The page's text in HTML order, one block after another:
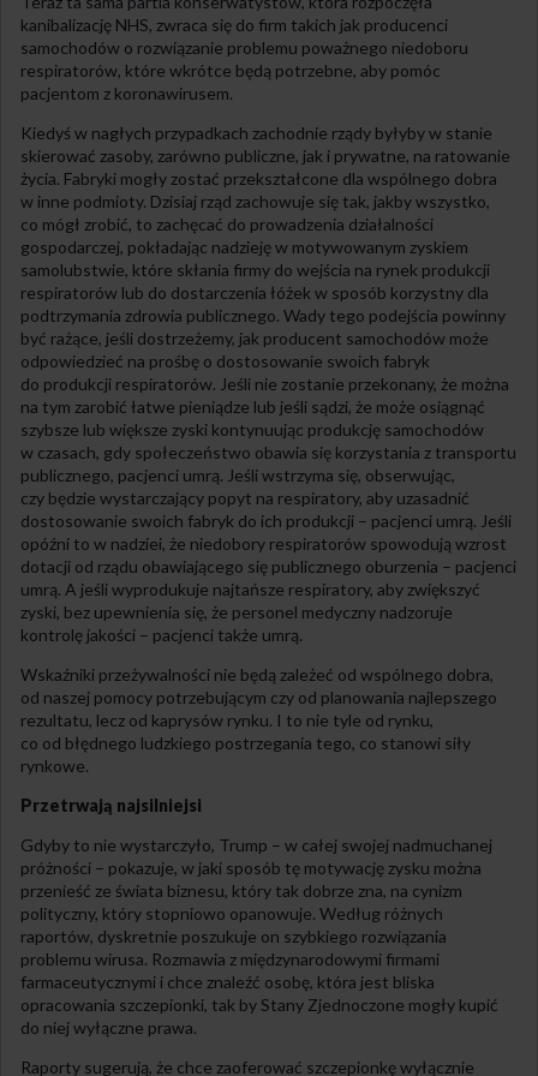
kanibalizację NHS, zwraca się do firm takich jak producenci
samochodów o rozwiązanie problemu poważnego niedoboru
respiratorów, które wkrótce będą potrzebne, aby pomóc
pacjentom z koronawirusem.
Kiedyś w nagłych przypadkach zachodnie rządy byłyby w stanie
skierować zasoby, zarówno publiczne, jak i prywatne, na ratowanie
życia. Fabryki mogły zostać przekształcone dla wspólnego dobra
w inne podmioty. Dzisiaj rząd zachowuje się tak, jakby wszystko,
co mógł zrobić, to zachęcać do prowadzenia działalności
gospodarczej, pokładając nadzieję w motywowanym zyskiem
samolubstwie, które skłania firmy do wejścia na rynek produkcji
respiratorów lub do dostarczenia łóżek w sposób korzystny dla
podtrzymania zdrowia publicznego. Wady tego podejścia powinny
być rażące, jeśli dostrzeżemy, jak producent samochodów może
odpowiedzieć na prośbę o dostosowanie swoich fabryk
do produkcji respiratorów. Jeśli nie zostanie przekonany, że można
na tym zarobić łatwe pieniądze lub jeśli sądzi, że może osiągnąć
szybsze lub większe zyski kontynuując produkcję samochodów
w czasach, gdy społeczeństwo obawia się korzystania z transportu
publicznego, pacjenci umrą. Jeśli wstrzyma się, obserwując,
czy będzie wystarczający popyt na respiratory, aby uzasadnić
dostosowanie swoich fabryk do ich produkcji – pacjenci umrą. Jeśli
opóźni to w nadziei, że niedobory respiratorów spowodują wzrost
dotacji od rządu obawiającego się publicznego oburzenia – pacjenci
umrą. A jeśli wyprodukuje najtańsze respiratory, aby zwiększyć
zyski, bez upewnienia się, że personel medyczny nadzoruje
kontrolę jakości – pacjenci także umrą.
Wskaźniki przeżywalności nie będą zależeć od wspólnego dobra,
od naszej pomocy potrzebującym czy od planowania najlepszego
rezultatu, lecz od kaprysów rynku. I to nie tyle od rynku,
co od błędnego ludzkiego postrzegania tego, co stanowi siły
rynkowe.
Przetrwają najsilniejsi
Gdyby to nie wystarczyło, Trump – w całej swojej nadmuchanej
próżności – pokazuje, w jaki sposób tę motywację zysku można
przenieść ze świata biznesu, który tak dobrze zna, na cynizm
polityczny, który stopniowo opanowuje. Według różnych
raportów, dyskretnie poszukuje on szybkiego rozwiązania
problemu wirusa. Rozmawia z międzynarodowymi firmami
farmaceutycznymi i chce znaleźć osobę, która jest bliska
opracowania szczepionki, tak by Stany Zjednoczone mogły kupić
do niej wyłączne prawa.
Raporty sugerują, że chce zaoferować szczepionkę wyłącznie